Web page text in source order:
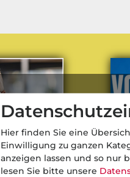
Hier finden Sie eine
Einwilligung zu ganzen
anzeigen lassen und so nur
lesen Sie bitte unsere